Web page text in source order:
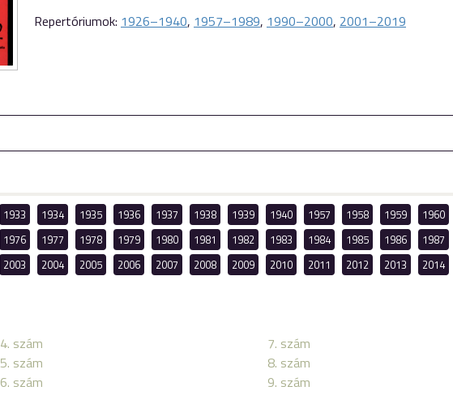
Repertóriumok: 1926–1940, 1957–1989, 1990–2000, 2001–2019
1933 1934 1935 1936 1937 1938 1939 1940 1957 1958 1959 1960
1976 1977 1978 1979 1980 1981 1982 1983 1984 1985 1986 1987
2003 2004 2005 2006 2007 2008 2009 2010 2011 2012 2013 2014
4. szám
5. szám
6. szám
7. szám
8. szám
9. szám